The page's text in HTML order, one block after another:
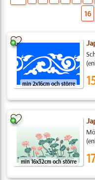
16
min 2x16cm och större
min 16x32cm och större